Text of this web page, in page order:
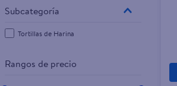
Tortillas de Harina
Rangos de precio